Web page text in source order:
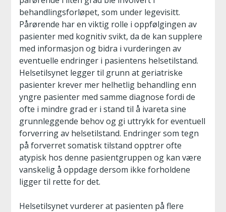
behandlingsforløpet, som under legevisitt.
Pårørende har en viktig rolle i oppfølgingen av
pasienter med kognitiv svikt, da de kan supplere
med informasjon og bidra i vurderingen av
eventuelle endringer i pasientens helsetilstand.
Helsetilsynet legger til grunn at geriatriske
pasienter krever mer helhetlig behandling enn
yngre pasienter med samme diagnose fordi de
ofte i mindre grad er i stand til å ivareta sine
grunnleggende behov og gi uttrykk for eventuell
forverring av helsetilstand. Endringer som tegn
på forverret somatisk tilstand opptrer ofte
atypisk hos denne pasientgruppen og kan være
vanskelig å oppdage dersom ikke forholdene
ligger til rette for det.
Helsetilsynet vurderer at pasienten på flere